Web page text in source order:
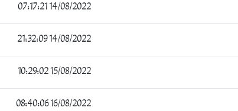
14/08/2022 07:17:21
14/08/2022 21:32:09
15/08/2022 10:29:02
16/08/2022 08:40:06